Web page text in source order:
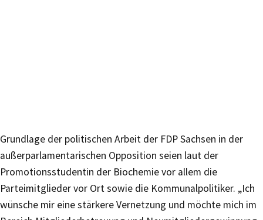
Grundlage der politischen Arbeit der FDP Sachsen in der
außerparlamentarischen Opposition seien laut der
Promotionsstudentin der Biochemie vor allem die
Parteimitglieder vor Ort sowie die Kommunalpolitiker. „Ich
wünsche mir eine stärkere Vernetzung und möchte mich im